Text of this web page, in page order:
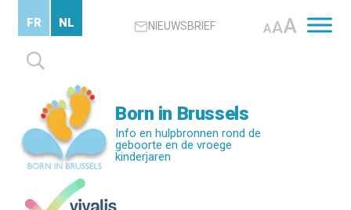
content
NIEUWSBRIEF AAA
Zoeken
naar:
FR NL
Born in Brussels
Info en hulpbronnen rond de
geboorte en de vroege
kinderjaren